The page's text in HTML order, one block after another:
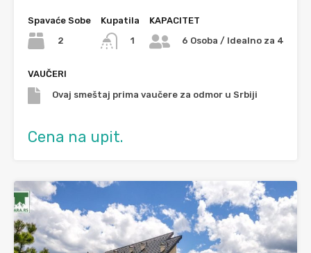
Spavaće Sobe
2
Kupatila
1
KAPACITET
6 Osoba / Idealno za 4
VAUČERI
Ovaj smeštaj prima vaučere za odmor u Srbiji
Cena na upit.